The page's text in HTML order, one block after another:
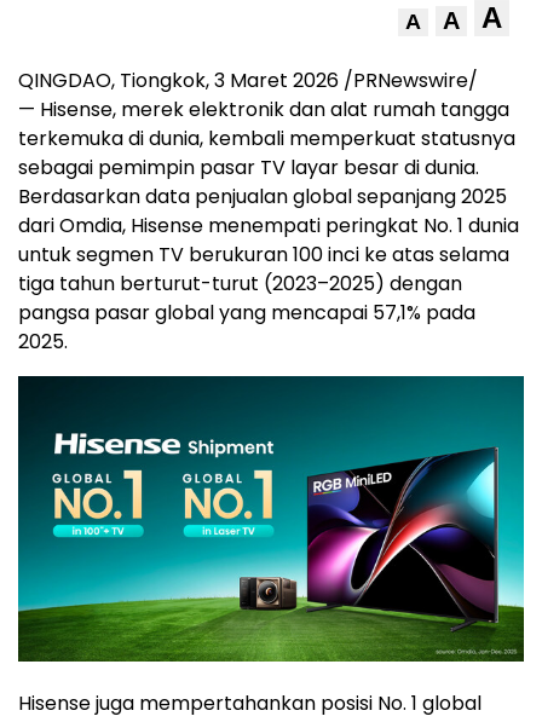
A A A
QINGDAO, Tiongkok, 3 Maret 2026 /PRNewswire/
— Hisense, merek elektronik dan alat rumah tangga
terkemuka di dunia, kembali memperkuat statusnya
sebagai pemimpin pasar TV layar besar di dunia.
Berdasarkan data penjualan global sepanjang 2025
dari Omdia, Hisense menempati peringkat No. 1 dunia
untuk segmen TV berukuran 100 inci ke atas selama
tiga tahun berturut-turut (2023–2025) dengan
pangsa pasar global yang mencapai 57,1% pada
2025.
Hisense juga mempertahankan posisi No. 1 global